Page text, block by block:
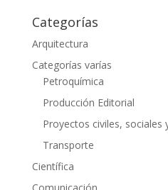
Categorías
Arquitectura
Categorías varías
Petroquímica
Producción Editorial
Proyectos civiles, sociales
Transporte
Científica